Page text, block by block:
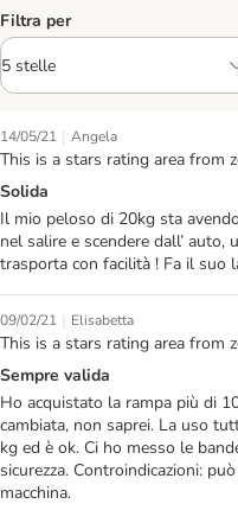
Filtra per
14/05/21 | Angela
This is a stars rating area from
Solida
Il mio peloso di 20kg sta
nel salire e scendere dall’
trasporta con facilità ! Fa il suo
09/02/21 | Elisabetta
This is a stars rating area from
Sempre valida
Ho acquistato la rampa più di
cambiata, non saprei. La uso
kg ed è ok. Ci ho messo le
sicurezza. Controindicazioni:
macchina.